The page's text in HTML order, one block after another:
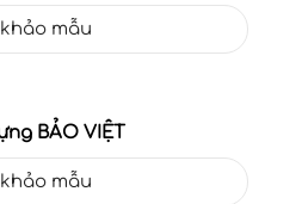
mẫu
BẢO VIỆT
mẫu